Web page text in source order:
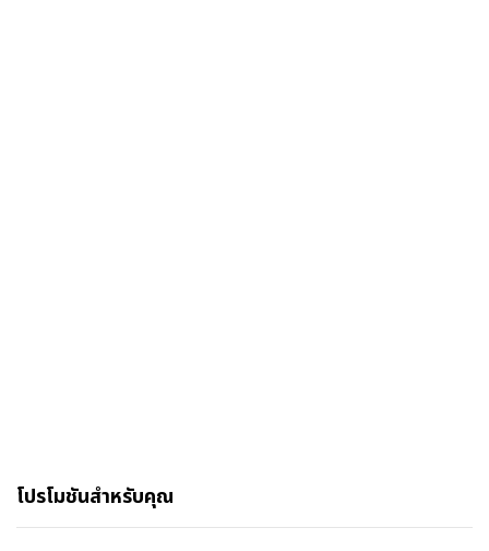
โปรโมชันสำหรับคุณ